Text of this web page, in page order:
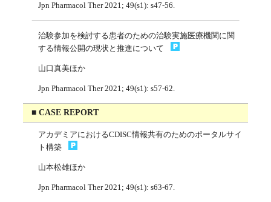
Jpn Pharmacol Ther 2021; 49(s1): s47-56.
治験参加を検討する患者のための治験実施医療機関に関
する情報公開の現状と推進について
山口真美ほか
Jpn Pharmacol Ther 2021; 49(s1): s57-62.
■ CASE REPORT
アカデミアにおけるCDISC情報共有のためのポータルサイ
ト構築
山本松雄ほか
Jpn Pharmacol Ther 2021; 49(s1): s63-67.